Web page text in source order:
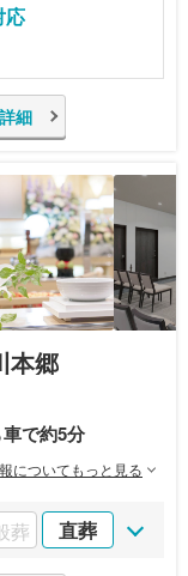
応
詳細
本郷
車で約5分
についてもっと見る
葬 直葬